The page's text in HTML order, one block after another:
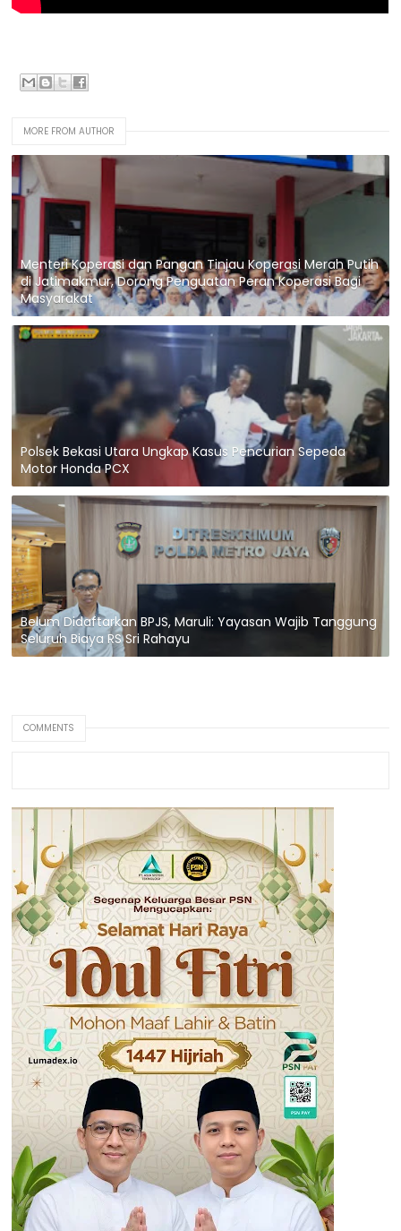
MORE FROM AUTHOR
Menteri Koperasi dan Pangan Tinjau Koperasi Merah Putih
di Jatimakmur, Dorong Penguatan Peran Koperasi Bagi
Masyarakat
Polsek Bekasi Utara Ungkap Kasus Pencurian Sepeda
Motor Honda PCX
Belum Didaftarkan BPJS, Maruli: Yayasan Wajib Tanggung
Seluruh Biaya RS Sri Rahayu
COMMENTS